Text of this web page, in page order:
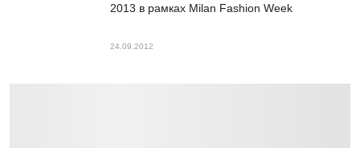
2013 в рамках Milan Fashion Week
24.09.2012